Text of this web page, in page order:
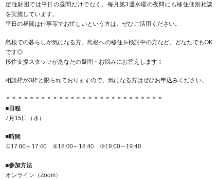
定住財団では平日の昼間だけでなく、毎月第3週水曜の夜間にも移住個別相談
を実施しています。
平日の昼間は仕事等でお忙しいという方は、ぜひご活用ください。
島根での暮らしが気になる方、島根への移住を検討中の方など、どなたでもOK
です◎
移住支援スタッフがあなたの疑問・お悩みにお答えします！
相談枠が3枠と限られておりますので、気になる方はぜひお申込みください。
＊＊＊＊＊＊＊＊＊＊＊＊＊＊＊＊＊＊＊＊＊＊＊＊＊＊＊
■日程
7月15日（水）
■時間
①17:00～17:40 ②18:00～18:40 ③19:00～19:40
■参加方法
オンライン（Zoom）